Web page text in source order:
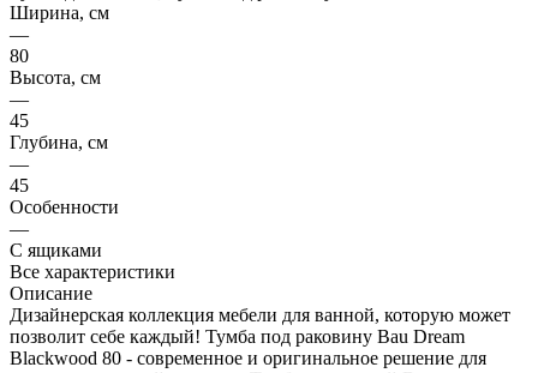
Ширина, см
—
80
Высота, см
—
45
Глубина, см
—
45
Особенности
—
С ящиками
Все характеристики
Описание
Дизайнерская коллекция мебели для ванной, которую может
позволит себе каждый! Тумба под раковину Bau Dream
Blackwood 80 - современное и оригинальное решение для